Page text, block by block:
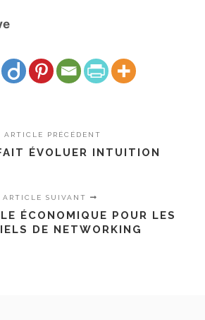
ARTICLE PRÉCÉDENT
ÉVOLUER INTUITION
ARTICLE SUIVANT
ÉCONOMIQUE POUR LES
DE NETWORKING